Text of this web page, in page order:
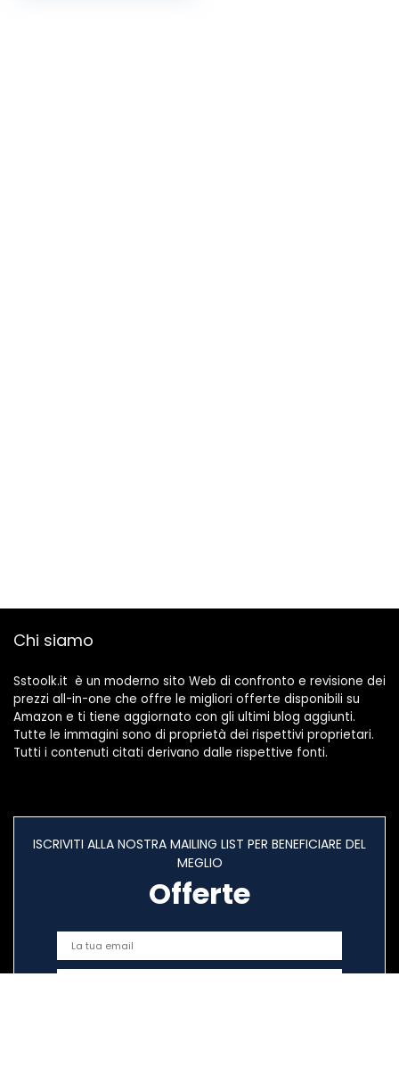
Chi siamo
Sstoolk.it è un moderno sito Web di confronto e revisione dei
prezzi all-in-one che offre le migliori offerte disponibili su
Amazon e ti tiene aggiornato con gli ultimi blog aggiunti.
Tutte le immagini sono di proprietà dei rispettivi proprietari.
Tutti i contenuti citati derivano dalle rispettive fonti.
ISCRIVITI ALLA NOSTRA MAILING LIST PER BENEFICIARE DEL
MEGLIO
Offerte